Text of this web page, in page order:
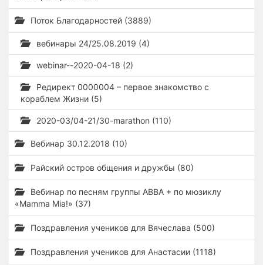
Поток Благодарностей (3889)
вебинары 24/25.08.2019 (4)
webinar--2020-04-18 (2)
Редирект 0000004 – первое знакомство с
кораблем Жизни (5)
2020-03/04-21/30-marathon (110)
Вебинар 30.12.2018 (10)
Райский остров общения и дружбы (80)
Вебинар по песням группы ABBA + по мюзиклу
«Mamma Mia!» (37)
Поздравления учеников для Вячеслава (500)
Поздравления учеников для Анастасии (1118)